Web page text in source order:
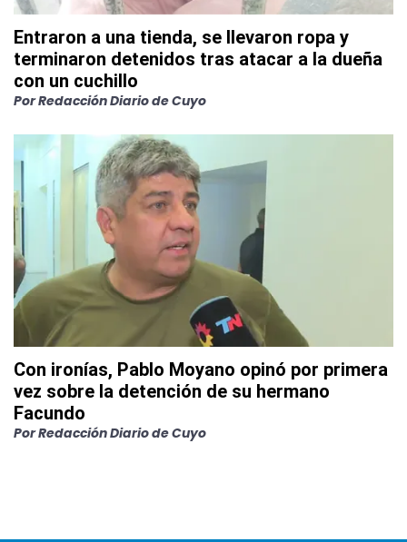
Entraron a una tienda, se llevaron ropa y
terminaron detenidos tras atacar a la dueña
con un cuchillo
PorRedacción Diario de Cuyo
Con ironías, Pablo Moyano opinó por primera
vez sobre la detención de su hermano
Facundo
PorRedacción Diario de Cuyo